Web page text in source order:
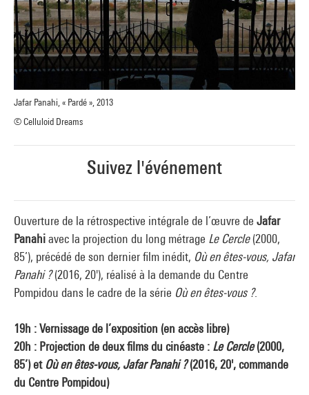
Jafar Panahi, « Pardé », 2013
© Celluloid Dreams
Suivez l'événement
Ouverture de la rétrospective intégrale de l’œuvre de Jafar
Panahiavec la projection du long métrage Le Cercle(2000,
85’), précédé de son dernier film inédit, Où en êtes-vous, Jafar
Panahi ?(2016, 20'), réalisé à la demande du Centre
Pompidou dans le cadre de la série Où en êtes-vous ?.
19h : Vernissage de l’exposition (en accès libre)
20h : Projection de deux films du cinéaste : Le Cercle(2000,
85’) etOù en êtes-vous, Jafar Panahi ?(2016, 20', commande
du Centre Pompidou)